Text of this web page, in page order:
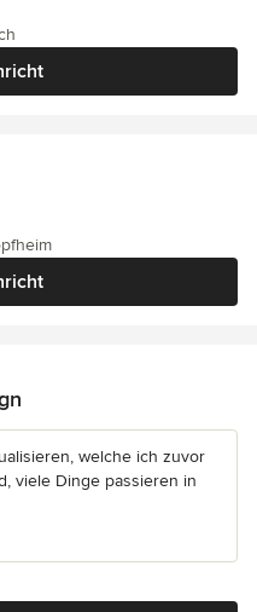
welche ich zuvor
viele Dinge passieren in